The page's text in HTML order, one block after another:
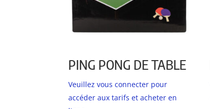
PING PONG DE TABLE
Veuillez vous connecter pour
accéder aux tarifs et acheter en